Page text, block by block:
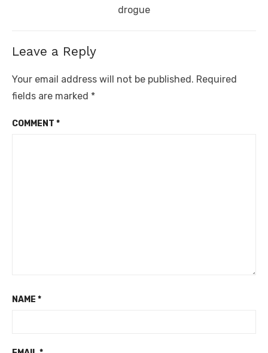
drogue
Leave a Reply
Your email address will not be published. Required
fields are marked *
COMMENT *
NAME *